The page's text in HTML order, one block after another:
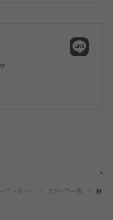
ーディネート スタッフ一覧
秋